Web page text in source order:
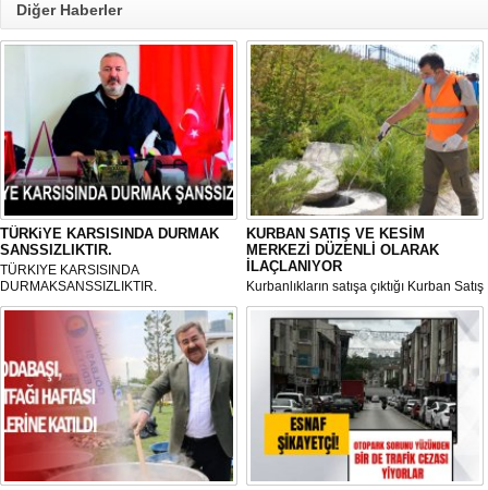
Diğer Haberler
TÜRKiYE KARSISINDA DURMAK
SANSSIZLIKTIR.
TÜRKIYE KARSISINDA
DURMAKSANSSIZLIKTIR.
KURBAN SATIŞ VE KESİM
MERKEZİ DÜZENLİ OLARAK
İLAÇLANIYOR
Kurbanlıkların satışa çıktığı Kurban Satış
ve Kesim Merkezi, haşere ve
mikropların önüne geçilmesi amacıyla
her gün Gölbaşı Belediyesi ekipleri
tarafından düzenli olarak ilaçlanıyor.